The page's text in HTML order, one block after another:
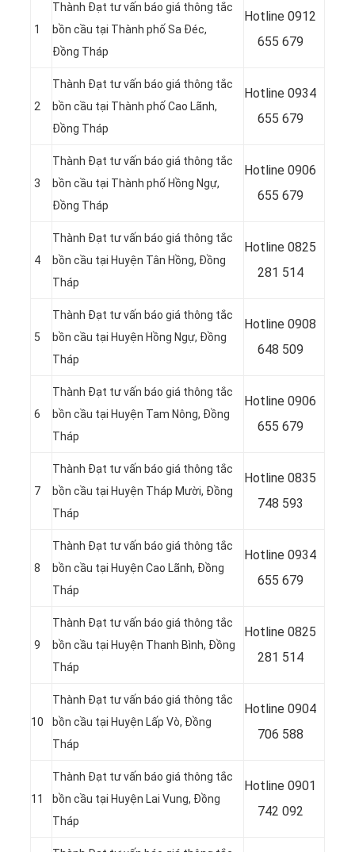
1
Thành Đạt tư vấn báo giá thông tắc
bồn cầu tại Thành phố Sa Đéc,
Đồng Tháp
Hotline 0912
655 679
2
Thành Đạt tư vấn báo giá thông tắc
bồn cầu tại Thành phố Cao Lãnh,
Đồng Tháp
Hotline 0934
655 679
3
Thành Đạt tư vấn báo giá thông tắc
bồn cầu tại Thành phố Hồng Ngự,
Đồng Tháp
Hotline 0906
655 679
4
Thành Đạt tư vấn báo giá thông tắc
bồn cầu tại Huyện Tân Hồng, Đồng
Tháp
Hotline 0825
281 514
5
Thành Đạt tư vấn báo giá thông tắc
bồn cầu tại Huyện Hồng Ngự, Đồng
Tháp
Hotline 0908
648 509
6
Thành Đạt tư vấn báo giá thông tắc
bồn cầu tại Huyện Tam Nông, Đồng
Tháp
Hotline 0906
655 679
7
Thành Đạt tư vấn báo giá thông tắc
bồn cầu tại Huyện Tháp Mười, Đồng
Tháp
Hotline 0835
748 593
8
Thành Đạt tư vấn báo giá thông tắc
bồn cầu tại Huyện Cao Lãnh, Đồng
Tháp
Hotline 0934
655 679
9
Thành Đạt tư vấn báo giá thông tắc
bồn cầu tại Huyện Thanh Bình, Đồng
Tháp
Hotline 0825
281 514
10
Thành Đạt tư vấn báo giá thông tắc
bồn cầu tại Huyện Lấp Vò, Đồng
Tháp
Hotline 0904
706 588
11
Thành Đạt tư vấn báo giá thông tắc
bồn cầu tại Huyện Lai Vung, Đồng
Tháp
Hotline 0901
742 092